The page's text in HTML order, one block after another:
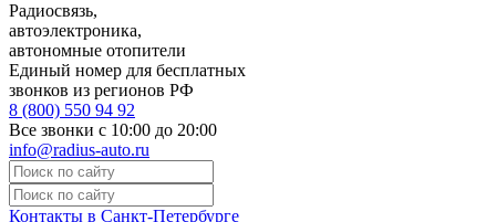
Радиосвязь,
автоэлектроника,
автономные отопители
Единый номер для бесплатных
звонков из регионов РФ
8 (800) 550 94 92
Все звонки с 10:00 до 20:00
info@radius-auto.ru
Контакты в Санкт-Петербурге